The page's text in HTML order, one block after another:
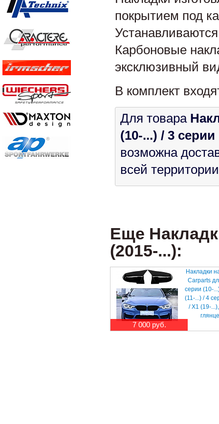
покрытием под
Карбоновые
эксклюзивный
В комплект
Для товара
(10-...) / 3
возможна
всей
Еще
(2015-...):
7 000 руб.
Накладки
Carparts
серии (10-
(11-...) / 4
/ X1 (19-